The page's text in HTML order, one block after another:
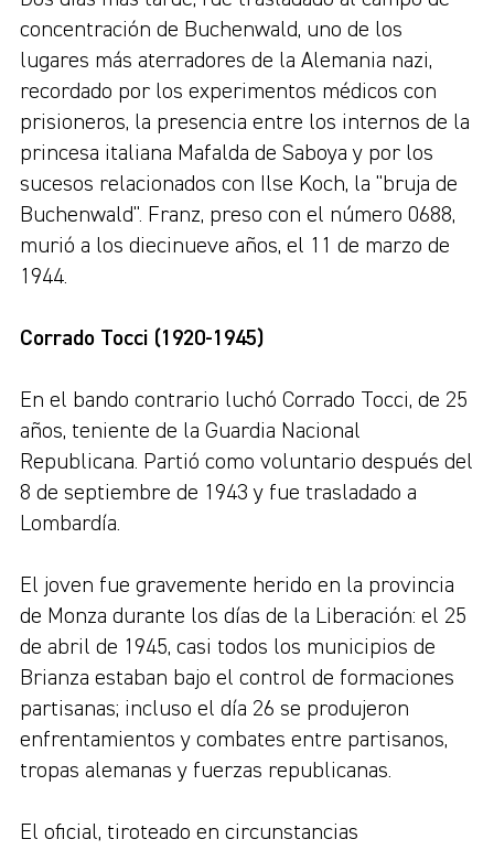
concentración de Buchenwald, uno de los
lugares más aterradores de la Alemania nazi,
recordado por los experimentos médicos con
prisioneros, la presencia entre los internos de la
princesa italiana Mafalda de Saboya y por los
sucesos relacionados con Ilse Koch, la "bruja de
Buchenwald". Franz, preso con el número 0688,
murió a los diecinueve años, el 11 de marzo de
1944.
Corrado Tocci (1920-1945)
En el bando contrario luchó Corrado Tocci, de 25
años, teniente de la Guardia Nacional
Republicana. Partió como voluntario después del
8 de septiembre de 1943 y fue trasladado a
Lombardía.
El joven fue gravemente herido en la provincia
de Monza durante los días de la Liberación: el 25
de abril de 1945, casi todos los municipios de
Brianza estaban bajo el control de formaciones
partisanas; incluso el día 26 se produjeron
enfrentamientos y combates entre partisanos,
tropas alemanas y fuerzas republicanas.
El oficial, tiroteado en circunstancias